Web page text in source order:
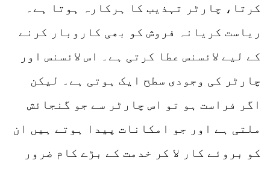
کرتا، چارٹر تہذیب کا ہرکارہ ہوتا ہے۔
ریاست کریانہ فروش کو بھی کاروبار کرنے
کے لیے لائسنس عطا کرتی ہے۔ اس لائسنس اور
چارٹر کی وجودی سطح ایک ہوتی ہے۔ لیکن
اگر فراست ہو تو اس چارٹر سے جو گنجائش
ملتی ہے اور جو امکانات پیدا ہوتے ہیں ان
کو بروئے کار لا کر خدمت کے بڑے کام ضرور